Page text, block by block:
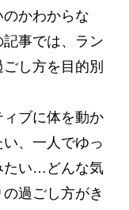
かわからな
事では、ラン
し方を目的別
ブに体を動か
、一人でゆっ
たい…どんな気
過ごし方がき